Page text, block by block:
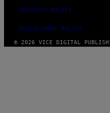
SECURITY POLICY
FULFILLMENT POLICY
© 2026 VICE DIGITAL